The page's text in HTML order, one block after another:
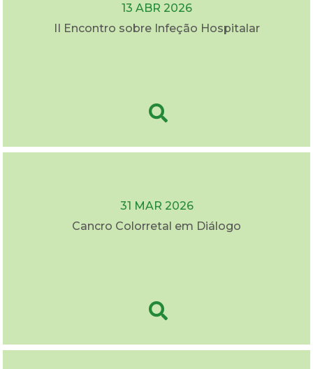
13 ABR 2026
II Encontro sobre Infeção Hospitalar
31 MAR 2026
Cancro Colorretal em Diálogo